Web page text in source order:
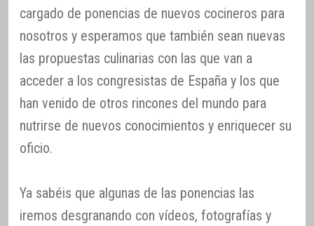
cargado de ponencias de nuevos cocineros para
nosotros y esperamos que también sean nuevas
las propuestas culinarias con las que van a
acceder a los congresistas de España y los que
han venido de otros rincones del mundo para
nutrirse de nuevos conocimientos y enriquecer su
oficio.
Ya sabéis que algunas de las ponencias las
iremos desgranando con vídeos, fotografías y